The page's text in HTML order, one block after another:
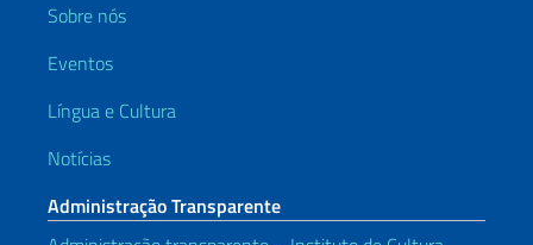
Sobre nós
Eventos
Língua e Cultura
Notícias
Administração Transparente